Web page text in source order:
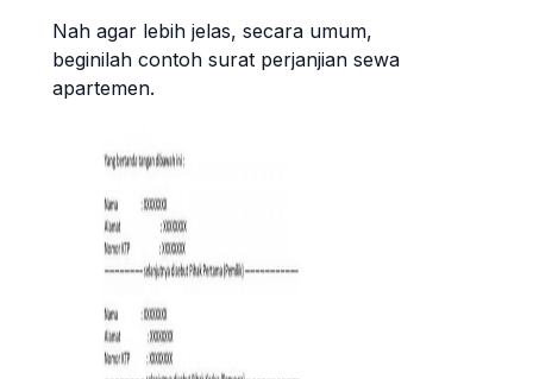
Nah agar lebih jelas, secara umum,
beginilah contoh surat perjanjian sewa
apartemen.